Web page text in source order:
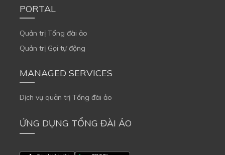
PORTAL
Quản trị Tổng đài ảo
Quản trị Gọi tự động
MANAGED SERVICES
Dịch vụ quản trị Tổng đài ảo
ỨNG DỤNG TỔNG ĐÀI ẢO